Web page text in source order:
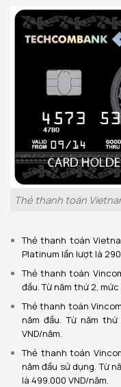
Thẻ thanh toán
Thẻ thanh toán
Platinum lần lượt là
Thẻ thanh toán
đầu. Từ năm thứ 2,
Thẻ thanh toán
năm đầu. Từ năm
VND/năm.
Thẻ thanh toán
năm đầu sử dụng. Từ
là 499.000 VND/năm.